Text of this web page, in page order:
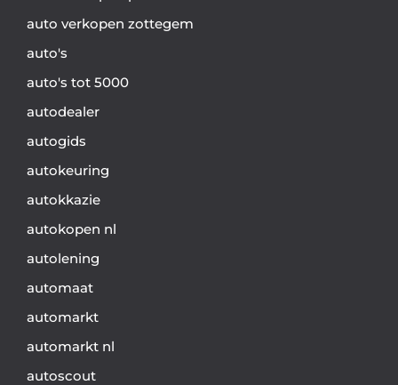
auto verkopen zottegem
auto's
auto's tot 5000
autodealer
autogids
autokeuring
autokkazie
autokopen nl
autolening
automaat
automarkt
automarkt nl
autoscout